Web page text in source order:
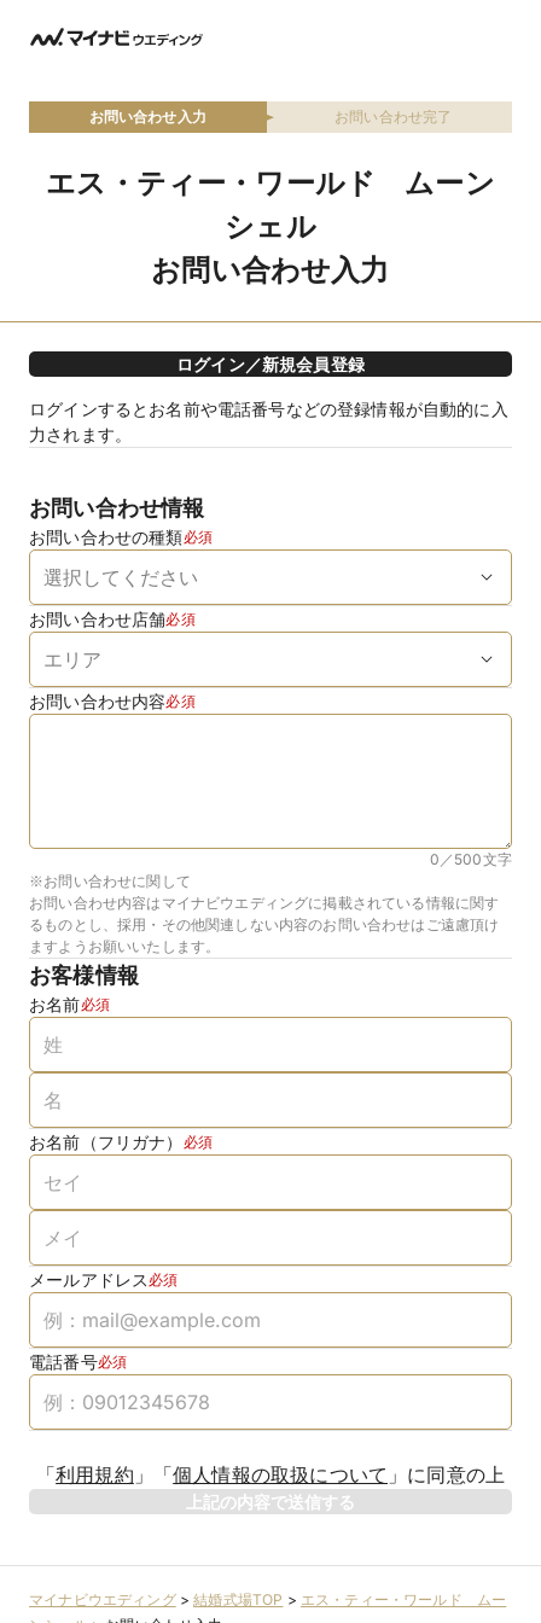
お問い合わせ入力 お問い合わせ完了
エス・ティー・ワールド ムーン
シェル
お問い合わせ入力
ログイン／新規会員登録
ログインするとお名前や電話番号などの登録情報が自動的に入
力されます。
お問い合わせ情報
お問い合わせの種類必須
お問い合わせ店舗必須
お問い合わせ内容必須
0／500文字
※お問い合わせに関して
お問い合わせ内容はマイナビウエディングに掲載されている情報に関す
るものとし、採用・その他関連しない内容のお問い合わせはご遠慮頂け
ますようお願いいたします。
お客様情報
お名前必須
お名前（フリガナ） 必須
メールアドレス 必須
電話番号必須
「利用規約 」 「個人情報の取扱について 」 に同意の上
上記の内容で送信する
マイナビウエディング>結婚式場TOP > エス・ティー・ワールド ムー